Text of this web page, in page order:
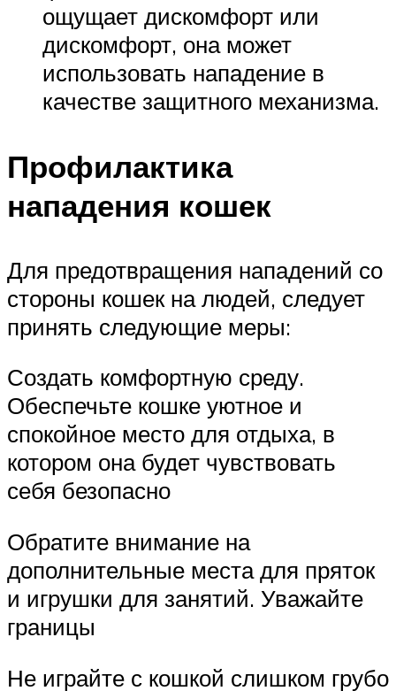
ощущает дискомфорт или
дискомфорт, она может
использовать нападение в
качестве защитного механизма.
Профилактика
нападения кошек
Для предотвращения нападений со
стороны кошек на людей, следует
принять следующие меры:
Создать комфортную среду.
Обеспечьте кошке уютное и
спокойное место для отдыха, в
котором она будет чувствовать
себя безопасно
Обратите внимание на
дополнительные места для пряток
и игрушки для занятий. Уважайте
границы
Не играйте с кошкой слишком грубо